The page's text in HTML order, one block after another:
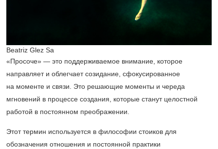
Beatriz Glez Sa
«Просоче» — это поддерживаемое внимание, которое
направляет и облегчает созидание, сфокусированное
на моменте и связи. Это решающие моменты и череда
мгновений в процессе создания, которые станут целостной
работой в постоянном преображении.
Этот термин используется в философии стоиков для
обозначения отношения и постоянной практики